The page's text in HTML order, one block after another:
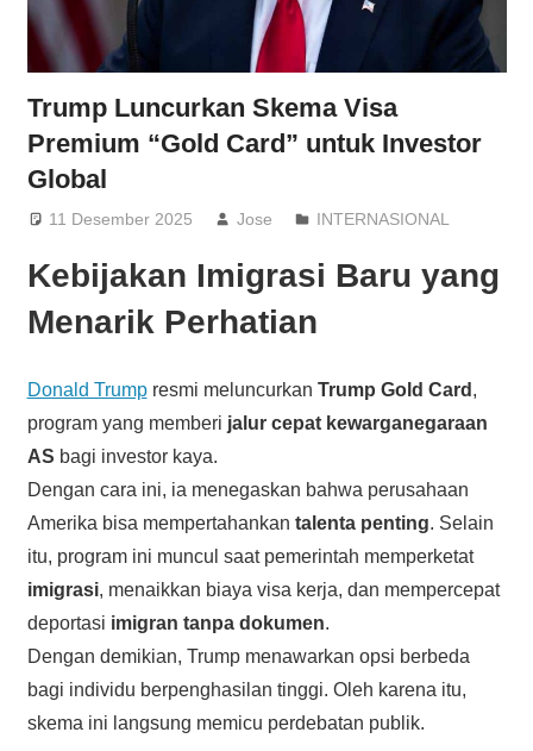
Trump Luncurkan Skema Visa
Premium “Gold Card” untuk Investor
Global
11 Desember 2025 Jose INTERNASIONAL
Kebijakan Imigrasi Baru yang
Menarik Perhatian
Donald Trumpresmi meluncurkan Trump Gold Card ,
program yang memberi jalur cepat kewarganegaraan
AS bagi investor kaya.
Dengan cara ini, ia menegaskan bahwa perusahaan
Amerika bisa mempertahankan talenta penting. Selain
itu, program ini muncul saat pemerintah memperketat
imigrasi, menaikkan biaya visa kerja, dan mempercepat
deportasi imigran tanpa dokumen.
Dengan demikian, Trump menawarkan opsi berbeda
bagi individu berpenghasilan tinggi. Oleh karena itu,
skema ini langsung memicu perdebatan publik.